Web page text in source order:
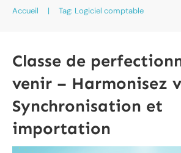
Accueil | Tag: Logiciel comptable
Classe de
venir – Harmonisez
Synchronisation et
importation